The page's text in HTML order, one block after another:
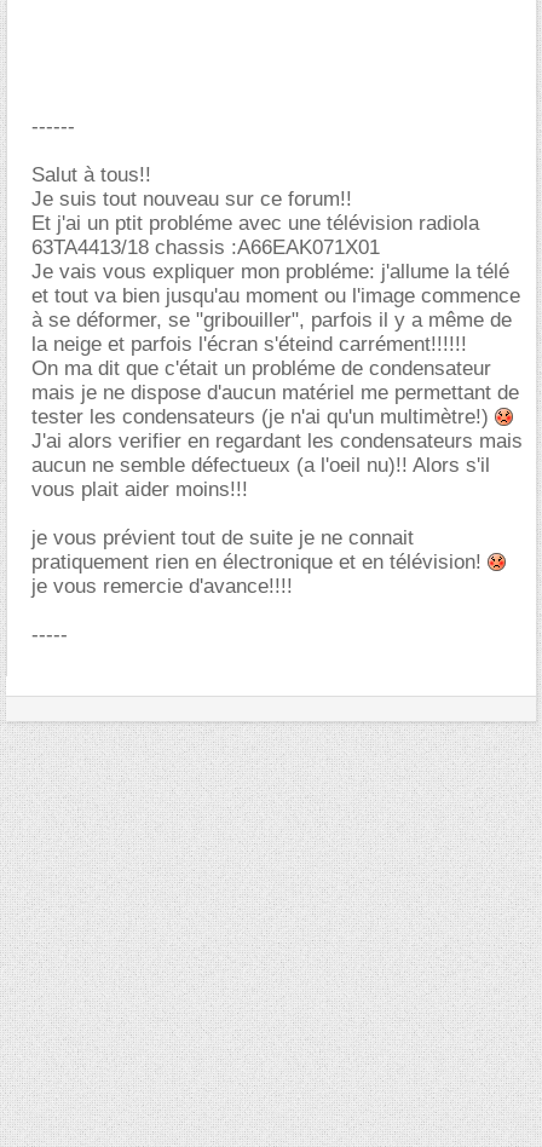
------
Salut à tous!!
Je suis tout nouveau sur ce forum!!
Et j'ai un ptit probléme avec une télévision radiola
63TA4413/18 chassis :A66EAK071X01
Je vais vous expliquer mon probléme: j'allume la télé
et tout va bien jusqu'au moment ou l'image commence
à se déformer, se "gribouiller", parfois il y a même de
la neige et parfois l'écran s'éteind carrément!!!!!!
On ma dit que c'était un probléme de condensateur
mais je ne dispose d'aucun matériel me permettant de
tester les condensateurs (je n'ai qu'un multimètre!)
J'ai alors verifier en regardant les condensateurs mais
aucun ne semble défectueux (a l'oeil nu)!! Alors s'il
vous plait aider moins!!!
je vous prévient tout de suite je ne connait
pratiquement rien en électronique et en télévision!
je vous remercie d'avance!!!!
-----